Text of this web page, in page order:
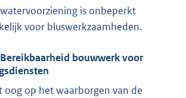
is onbeperkt
voor bluswerkzaamheden.
Bereikbaarheid bouwwerk voor
oog op het waarborgen van de